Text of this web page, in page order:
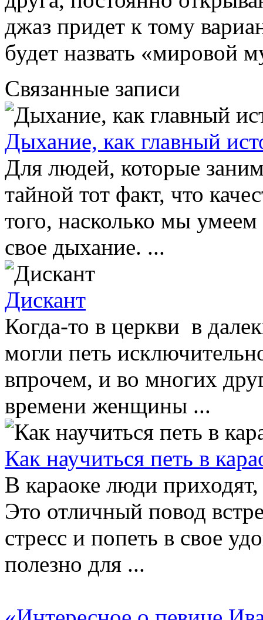
джаз придет к тому
будет назвать «мировой
Связанные записи
Дыхание, как главный
Для людей, которые
тайной тот факт, что
того, насколько мы
свое дыхание. ...
Дискант
Когда-то в церкви в
могли петь
впрочем, и во многих
времени женщины ...
Как научиться петь в
В караоке люди
Это отличный повод
стресс и попеть в свое
полезно для ...